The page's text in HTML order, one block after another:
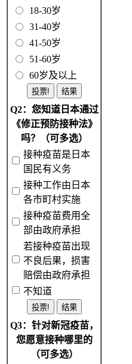
18-30岁
31-40岁
41-50岁
51-60岁
60岁及以上
Q2：您知道日本通过
《修正预防接种法》
吗？（可多选）
接种疫苗是日本
国民有义务
接种工作由日本
各市町村实施
接种疫苗费用全
部由政府承担
若接种疫苗出现
不良后果，损害
赔偿由政府承担
不知道
Q3：针对新冠疫苗，
您愿意接种哪里的
（可多选）